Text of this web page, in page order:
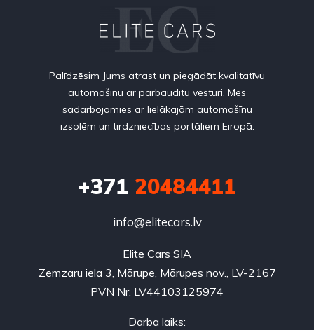
Palīdzēsim Jums atrast un piegādāt kvalitatīvu
automašīnu ar pārbaudītu vēsturi. Mēs
sadarbojamies ar lielākajām automašīnu
izsolēm un tirdzniecības portāliem Eiropā.
+371 20484411
info@elitecars.lv
Elite Cars SIA
Zemzaru iela 3, Mārupe, Mārupes nov., LV-2167
PVN Nr. LV44103125974
Darba laiks: